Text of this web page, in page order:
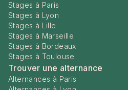
Stages à Paris
Stages à Lyon
Stages à Lille
Stages à Marseille
Stages à Bordeaux
Stages à Toulouse
Trouver une alternance
Alternances à Paris